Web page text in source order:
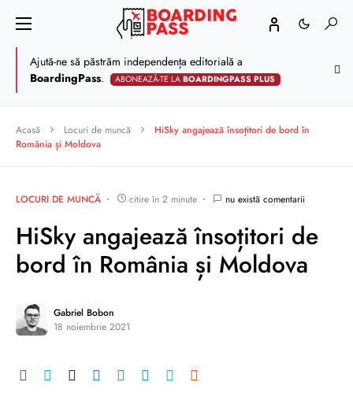
Ajută-ne să păstrăm independența editorială a
BoardingPass. ABONEAZĂ-TE LABOARDINGPASS PLUS
Acasă Locuri de muncă
HiSky angajează însoțitori de bord în
România și Moldova
LOCURI DE MUNCĂ citire în 2 minute nu există comentarii
HiSky angajează însoțitori de
bord în România și Moldova
Gabriel Bobon
18 noiembrie 2021